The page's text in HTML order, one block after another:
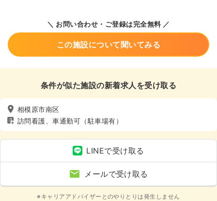
＼ お問い合わせ・ご登録は完全無料 ／
この施設について聞いてみる
条件が似た施設の新着求人を受け取る
相模原市南区
訪問看護、車通勤可（駐車場有）
LINEで受け取る
メールで受け取る
※キャリアアドバイザーとのやりとりは発生しません